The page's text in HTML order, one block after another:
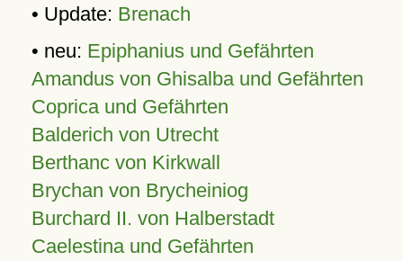
• Update: Brenach
• neu: Epiphanius und Gefährten
Amandus von Ghisalba und Gefährten
Coprica und Gefährten
Balderich von Utrecht
Berthanc von Kirkwall
Brychan von Brycheiniog
Burchard II. von Halberstadt
Caelestina und Gefährten